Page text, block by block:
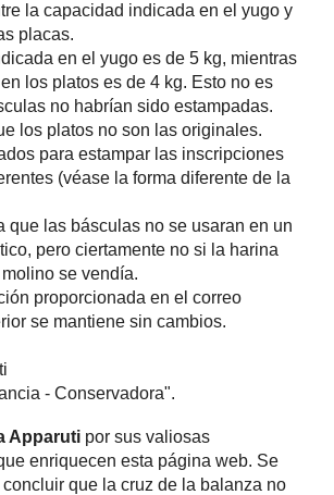
la capacidad indicada en el yugo y
placas.
en el yugo es de 5 kg, mientras
los platos es de 4 kg. Esto no es
no habrían sido estampadas.
los platos no son las originales.
para estampar las inscripciones
(véase la forma diferente de la
que las básculas no se usaran en un
pero ciertamente no si la harina
se vendía.
proporcionada en el correo
se mantiene sin cambios.
- Conservadora".
Apparuti por sus valiosas
enriquecen esta página web. Se
que la cruz de la balanza no